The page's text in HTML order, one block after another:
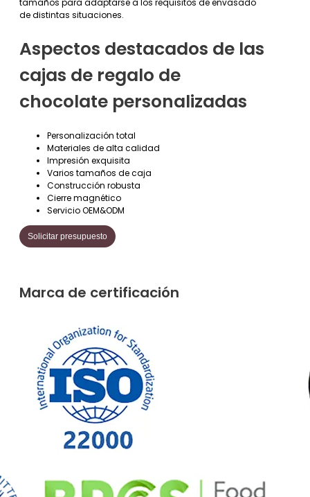
tamaños para adaptarse a los requisitos de envasado
de distintas situaciones.
Aspectos destacados de las
cajas de regalo de
chocolate personalizadas
Personalización total
Materiales de alta calidad
Impresión exquisita
Varios tamaños de caja
Construcción robusta
Cierre magnético
Servicio OEM&ODM
Solicitar presupuesto
Marca de certificación